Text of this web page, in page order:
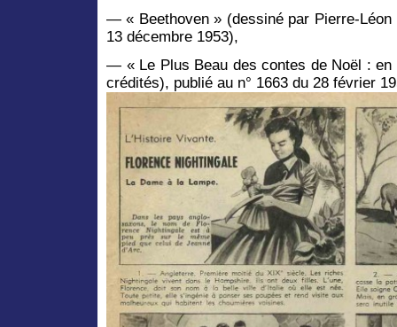
— « Beethoven » (dessiné par Pierre-Léon
13 décembre 1953),
— « Le Plus Beau des contes de Noël :
crédités), publié au n° 1663 du 28 février